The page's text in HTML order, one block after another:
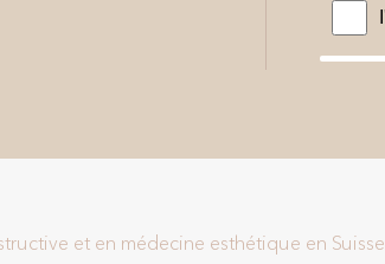
et en médecine esthétique en Suisse